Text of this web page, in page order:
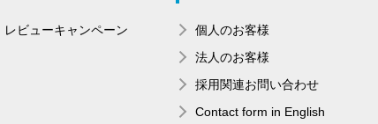
レビューキャンペーン
個人のお客様
法人のお客様
採用関連お問い合わせ
Contact form in English